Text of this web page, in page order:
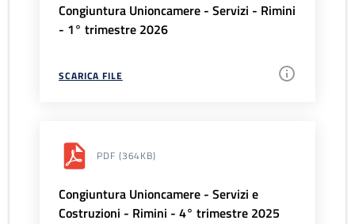
Congiuntura Unioncamere - Servizi - Rimini
- 1° trimestre 2026
SCARICA FILE
PDF (364KB)
Congiuntura Unioncamere - Servizi e
Costruzioni - Rimini - 4° trimestre 2025